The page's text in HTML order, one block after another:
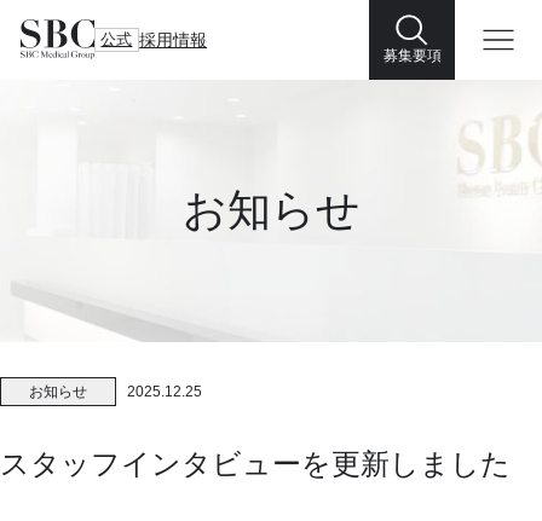
公式 採用情報
募集要項
お知らせ
お知らせ 2025.12.25
スタッフインタビューを更新しました